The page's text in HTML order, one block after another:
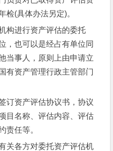
检(具体办法另定)。
进行资产评估的委托
，也可以是经占有单位同
当事人，原则上由申请立
有资产管理行政主管部门
资产评估协议书，协议
目名称、评估内容、评估
责任等。
各方对委托资产评估机